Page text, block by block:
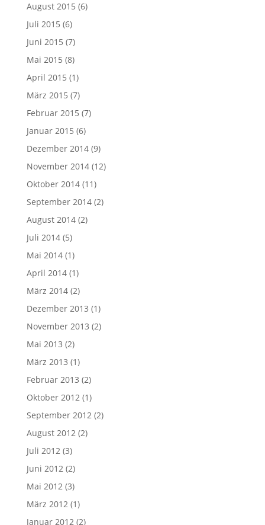
August 2015 (6)
Juli 2015 (6)
Juni 2015 (7)
Mai 2015 (8)
April 2015 (1)
März 2015 (7)
Februar 2015 (7)
Januar 2015 (6)
Dezember 2014(9)
November 2014(12)
Oktober 2014(11)
September 2014(2)
August 2014(2)
Juli 2014(5)
Mai 2014(1)
April 2014(1)
März 2014(2)
Dezember 2013 (1)
November 2013 (2)
Mai 2013 (2)
März 2013 (1)
Februar 2013 (2)
Oktober 2012(1)
September 2012(2)
August 2012(2)
Juli 2012(3)
Juni 2012(2)
Mai 2012(3)
März 2012(1)
Januar 2012(2)